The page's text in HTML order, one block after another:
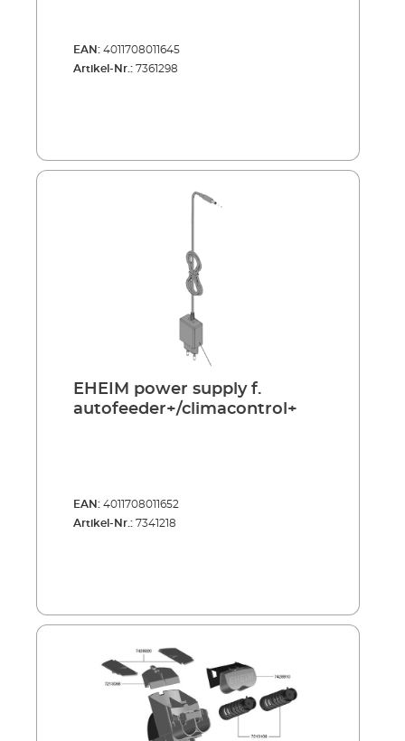
EAN: 4011708011645
Artikel-Nr.: 7361298
EHEIM power supply f.
autofeeder+/climacontrol+
EAN: 4011708011652
Artikel-Nr.: 7341218